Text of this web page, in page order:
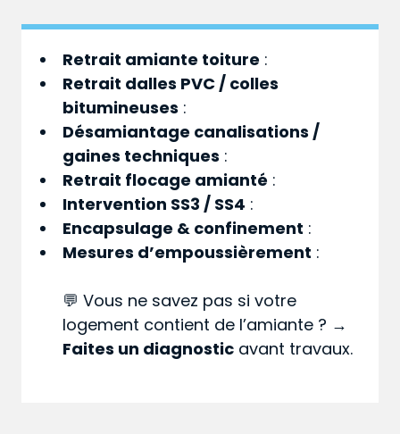
Retrait amiante toiture :
Retrait dalles PVC / colles
bitumineuses :
Désamiantage canalisations /
gaines techniques :
Retrait flocage amianté :
Intervention SS3 / SS4 :
Encapsulage & confinement :
Mesures d’empoussièrement :
💬 Vous ne savez pas si votre
logement contient de l’amiante ? →
Faites un diagnostic avant travaux.